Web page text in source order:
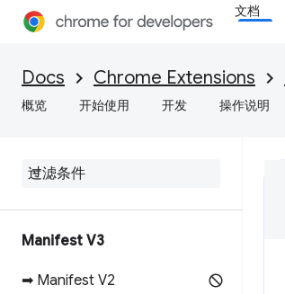
文档
Docs Chrome Extensions
概览 开始使用 开发 操作说明
Manifest V3
➡ Manifest V2